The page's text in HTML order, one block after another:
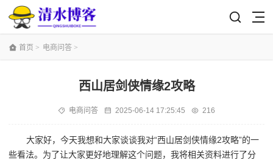
首页 > 电商问答 >
西山居剑侠情缘2攻略
电商问答 2025-06-14 17:25:45 216
大家好，今天我想和大家谈谈我对“西山居剑侠情缘2攻略”的一
些看法。为了让大家更好地理解这个问题，我将相关资料进行了分